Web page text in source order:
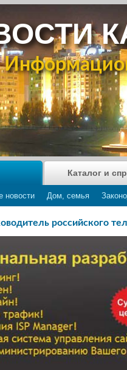
новости Дом, семья
Каталог и
российского